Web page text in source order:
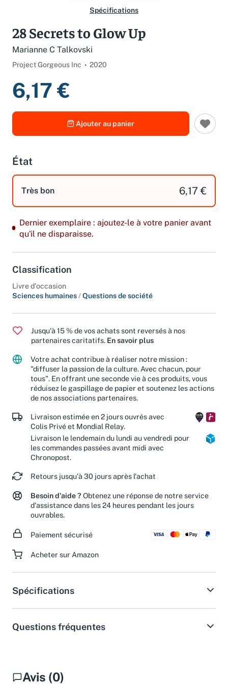
Spécifications
28 Secrets to Glow Up
Marianne C Talkovski
Project Gorgeous Inc 2020
6,17 €
Ajouter au panier
État
Très bon 6,17 €
Dernier exemplaire : ajoutez-le à votre panier avant
qu'il ne disparaisse.
Classification
Livre d'occasion
Sciences humaines/Questions de société
Jusqu'à 15 % de vos achats sont reversés à nos
partenaires caritatifs. En savoir plus
Votre achat contribue à réaliser notre mission :
"diffuser la passion de la culture. Avec chacun, pour
tous". En offrant une seconde vie à ces produits, vous
réduisez le gaspillage de papier et soutenez les actions
de nos associations partenaires.
Livraison estimée en 2 jours ouvrés avec
Colis Privé et Mondial Relay.
Livraison le lendemain du lundi au vendredi pour
les commandes passées avant midi avec
Chronopost.
Retours jusqu'à 30 jours après l'achat
Besoin d'aide ? Obtenez une réponse de notre service
d'assistance dans les 24 heures pendant les jours
ouvrables.
Paiement sécurisé
Acheter sur Amazon
Spécifications
Questions fréquentes
Avis (0)